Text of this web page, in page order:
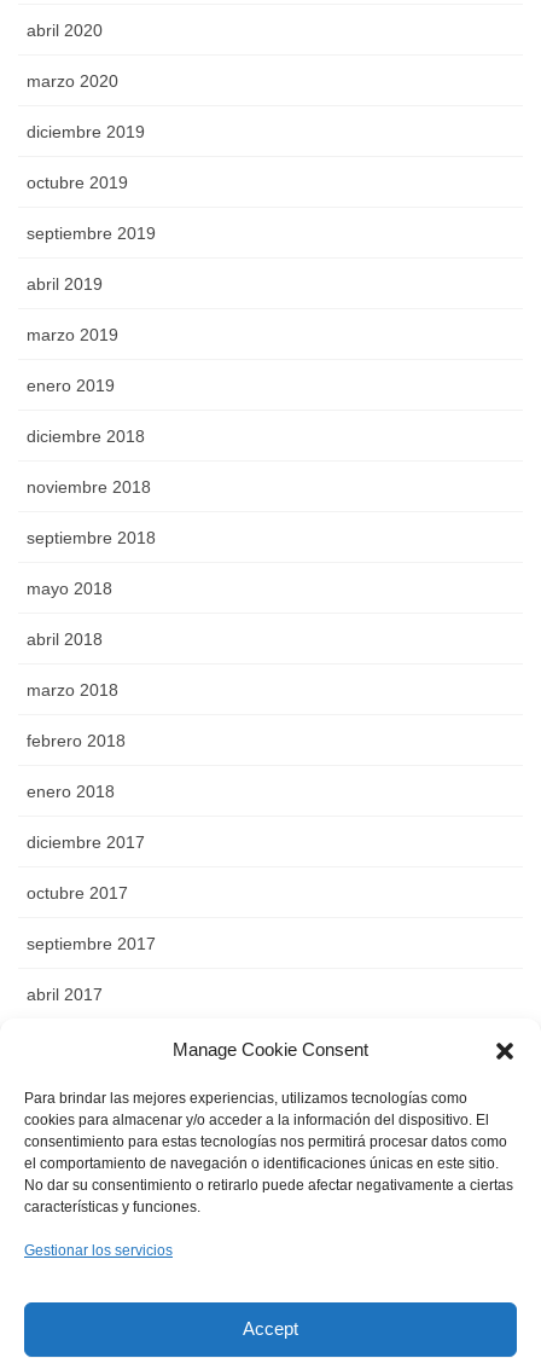
Manage Cookie Consent
Para brindar las mejores experiencias, utilizamos tecnologías como
cookies para almacenar y/o acceder a la información del dispositivo. El
consentimiento para estas tecnologías nos permitirá procesar datos como
el comportamiento de navegación o identificaciones únicas en este sitio.
No dar su consentimiento o retirarlo puede afectar negativamente a ciertas
características y funciones.
Gestionar los servicios
Accept
abril 2020
marzo 2020
diciembre 2019
octubre 2019
septiembre 2019
abril 2019
marzo 2019
enero 2019
diciembre 2018
noviembre 2018
septiembre 2018
mayo 2018
abril 2018
marzo 2018
febrero 2018
enero 2018
diciembre 2017
octubre 2017
septiembre 2017
abril 2017
octubre 2016
septiembre 2016
agosto 2016
abril 2016
agosto 2015